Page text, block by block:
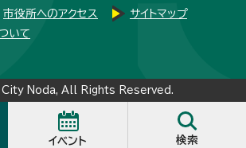
イベント 検索
市役所へのアクセス
サイトマップ
いて
Noda, All Rights Reserved.